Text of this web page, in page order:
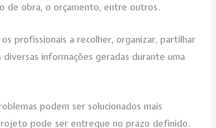
de obra, o orçamento, entre outros.
profissionais a recolher, organizar, partilhar
diversas informações geradas durante uma
podem ser solucionados mais
pode ser entregue no prazo definido.